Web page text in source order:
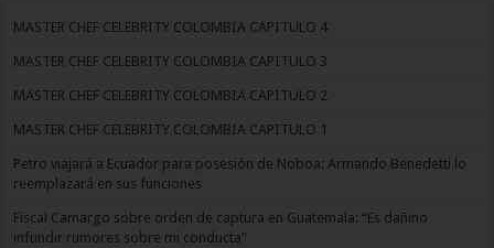
MASTER CHEF CELEBRITY COLOMBIA CAPITULO 4
MASTER CHEF CELEBRITY COLOMBIA CAPITULO 3
MASTER CHEF CELEBRITY COLOMBIA CAPITULO 2
MASTER CHEF CELEBRITY COLOMBIA CAPITULO 1
Petro viajará a Ecuador para posesión de Noboa: Armando Benedetti lo
reemplazará en sus funciones
Fiscal Camargo sobre orden de captura en Guatemala: “Es dañino
infundir rumores sobre mi conducta”